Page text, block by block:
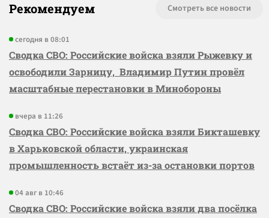
Рекомендуем Смотреть все новости
сегодня в 08:01
Сводка СВО: Российские войска взяли Рыжевку и
освободили Зарницу, Владимир Путин провёл
масштабные перестановки в Минобороны
вчера в 11:26
Сводка СВО: Российские войска взяли Бикташевку
в Харьковской области, украинская
промышленность встаёт из-за остановки портов
04 авг в 10:46
Сводка СВО: Российские войска взяли два посёлка